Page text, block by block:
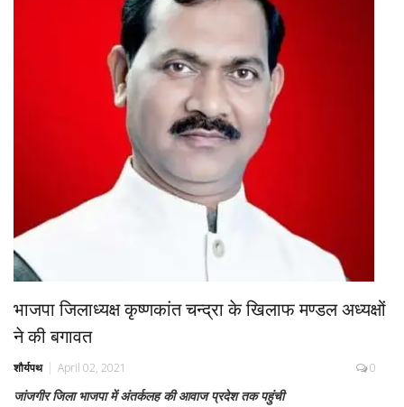
भाजपा जिलाध्यक्ष कृष्णकांत चन्द्रा के खिलाफ मण्डल अध्यक्षों
ने की बगावत
शौर्यपथ April 02, 2021 0
जांजगीर जिला भाजपा में अंतर्कलह की आवाज प्रदेश तक पहुंची